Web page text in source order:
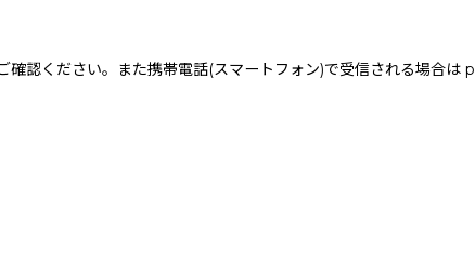
認ください。また携帯電話(スマートフォン)で受信される場合は